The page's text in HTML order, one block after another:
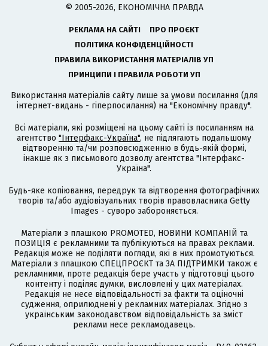
© 2005-2026, ЕКОНОМІЧНА ПРАВДА
РЕКЛАМА НА САЙТІ
ПРО ПРОЄКТ
ПОЛІТИКА КОНФІДЕНЦІЙНОСТІ
ПРАВИЛА ВИКОРИСТАННЯ МАТЕРІАЛІВ УП
ПРИНЦИПИ І ПРАВИЛА РОБОТИ УП
Використання матеріалів сайту лише за умови посилання (для
інтернет-видань - гіперпосилання) на "Економічну правду".
Всі матеріали, які розміщені на цьому сайті із посиланням на
агентство "Інтерфакс-Україна", не підлягають подальшому
відтворенню та/чи розповсюдженню в будь-якій формі,
інакше як з письмового дозволу агентства "Інтерфакс-
Україна".
Будь-яке копіювання, передрук та відтворення фотографічних
творів та/або аудіовізуальних творів правовласника Getty
Images - суворо забороняється.
Матеріали з плашкою PROMOTED, НОВИНИ КОМПАНІЙ та
ПОЗИЦІЯ є рекламними та публікуються на правах реклами.
Редакція може не поділяти погляди, які в них промотуються.
Матеріали з плашкою СПЕЦПРОЄКТ та ЗА ПІДТРИМКИ також є
рекламними, проте редакція бере участь у підготовці цього
контенту і поділяє думки, висловлені у цих матеріалах.
Редакція не несе відповідальності за факти та оціночні
судження, оприлюднені у рекламних матеріалах. Згідно з
українським законодавством відповідальність за зміст
реклами несе рекламодавець.